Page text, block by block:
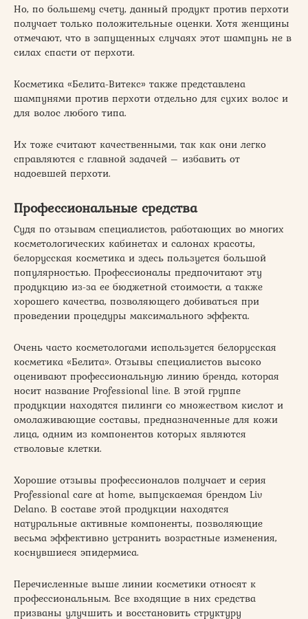
Но, по большему счету, данный продукт против перхоти
получает только положительные оценки. Хотя женщины
отмечают, что в запущенных случаях этот шампунь не в
силах спасти от перхоти.
Косметика «Белита-Витекс» также представлена
шампунями против перхоти отдельно для сухих волос и
для волос любого типа.
Их тоже считают качественными, так как они легко
справляются с главной задачей – избавить от
надоевшей перхоти.
Профессиональные средства
Судя по отзывам специалистов, работающих во многих
косметологических кабинетах и салонах красоты,
белорусская косметика и здесь пользуется большой
популярностью. Профессионалы предпочитают эту
продукцию из-за ее бюджетной стоимости, а также
хорошего качества, позволяющего добиваться при
проведении процедуры максимального эффекта.
Очень часто косметологами используется белорусская
косметика «Белита». Отзывы специалистов высоко
оценивают профессиональную линию бренда, которая
носит название Professional line. В этой группе
продукции находятся пилинги со множеством кислот и
омолаживающие составы, предназначенные для кожи
лица, одним из компонентов которых являются
стволовые клетки.
Хорошие отзывы профессионалов получает и серия
Professional care at home, выпускаемая брендом Liv
Delano. В составе этой продукции находятся
натуральные активные компоненты, позволяющие
весьма эффективно устранить возрастные изменения,
коснувшиеся эпидермиса.
Перечисленные выше линии косметики относят к
профессиональным. Все входящие в них средства
призваны улучшить и восстановить структуру